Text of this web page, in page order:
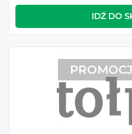
IDŹ DO